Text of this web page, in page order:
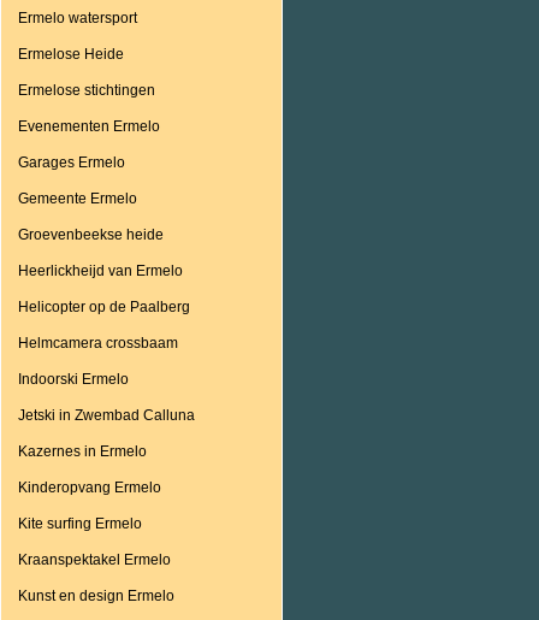
Ermelo watersport
Ermelose Heide
Ermelose stichtingen
Evenementen Ermelo
Garages Ermelo
Gemeente Ermelo
Groevenbeekse heide
Heerlickheijd van Ermelo
Helicopter op de Paalberg
Helmcamera crossbaam
Indoorski Ermelo
Jetski in Zwembad Calluna
Kazernes in Ermelo
Kinderopvang Ermelo
Kite surfing Ermelo
Kraanspektakel Ermelo
Kunst en design Ermelo